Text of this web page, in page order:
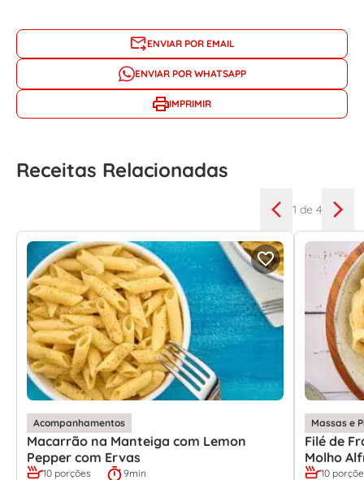
ENVIAR POR EMAIL
ENVIAR POR WHATSAPP
IMPRIMIR
Receitas Relacionadas
1 de 4
Acompanhamentos
Macarrão na Manteiga com Lemon
Pepper com Ervas
10 porções 9min
Massas e
Filé de
Molho
10